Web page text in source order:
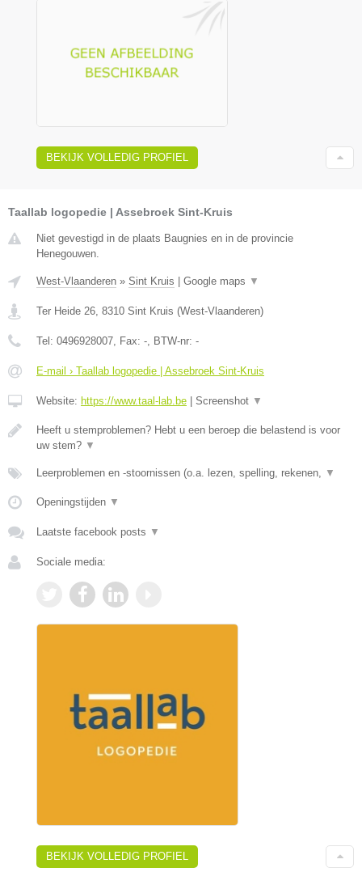
BEKIJK VOLLEDIG PROFIEL
Taallab logopedie | Assebroek Sint-Kruis
Niet gevestigd in de plaats Baugnies en in de provincie
Henegouwen.
West-Vlaanderen » Sint Kruis | Google maps ▼
Ter Heide 26 8310 Sint Kruis (West-Vlaanderen)
Tel: 0496928007 , Fax: - , BTW-nr: -
E-mail › Taallab logopedie | Assebroek Sint-Kruis
Website: https://www.taal-lab.be | Screenshot ▼
Heeft u stemproblemen? Hebt u een beroep die belastend is voor
uw stem? ▼
Leerproblemen en -stoornissen (o.a. lezen, spelling, rekenen, ▼
Openingstijden ▼
Laatste facebook posts ▼
Sociale media:
BEKIJK VOLLEDIG PROFIEL